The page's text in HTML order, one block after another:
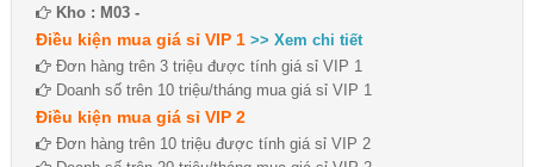
Kho : M03 -
Điều kiện mua giá sỉ VIP 1 >> Xem chi tiết
Đơn hàng trên 3 triệu được tính giá sỉ VIP 1
Doanh số trên 10 triệu/tháng mua giá sỉ VIP 1
Điều kiện mua giá sỉ VIP 2
Đơn hàng trên 10 triệu được tính giá sỉ VIP 2